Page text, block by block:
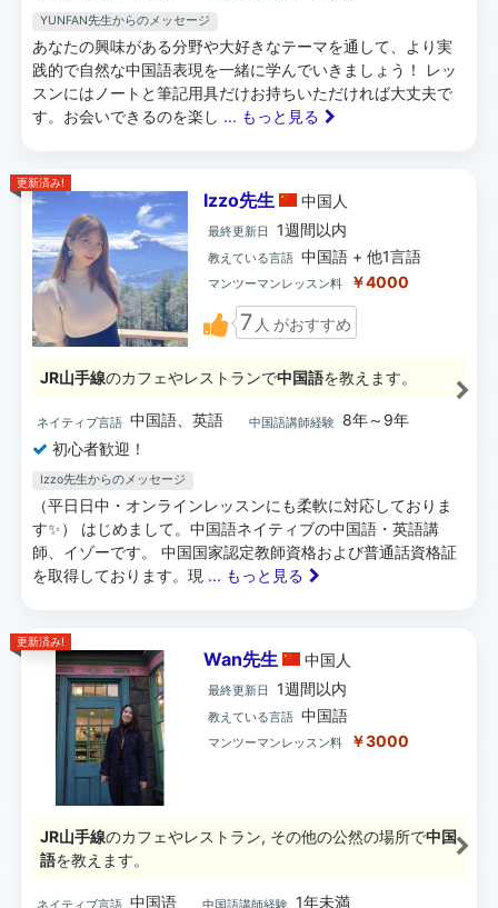
YUNFAN先生からのメッセージ
あなたの興味がある分野や大好きなテーマを通して、より実
践的で自然な中国語表現を一緒に学んでいきましょう！ レッ
スンにはノートと筆記用具だけお持ちいただければ大丈夫で
す。お会いできるのを楽し ... もっと見る
更新済み!
Izzo先生 中国 人
最終更新日 1週間以内
教えている言語 中国語 + 他1言語
マンツーマンレッスン料 ￥4000
7 人 がおすすめ
JR山手線のカフェやレストランで中国語を教えます。
ネイティブ言語 中国語、英語 中国語講師経験
8年～9年
初心者歓迎！
Izzo先生からのメッセージ
（平日日中・オンラインレッスンにも柔軟に対応しておりま
す✨） はじめまして。中国語ネイティブの中国語・英語講
師、イゾーです。 中国国家認定教師資格および普通話資格証
を取得しております。現 ... もっと見る
更新済み!
Wan先生 中国 人
最終更新日 1週間以内
教えている言語 中国語
マンツーマンレッスン料 ￥3000
JR山手線のカフェやレストラン, その他の公然の場所で中国
語を教えます。
ネイティブ言語 中国语 中国語講師経験 1年未満